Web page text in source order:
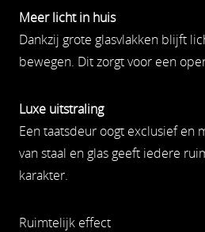
Meer licht in huis
Dankzij grote glasvlakken blijft
bewegen. Dit zorgt voor een
Luxe uitstraling
Een taatsdeur oogt exclusief en
van staal en glas geeft iedere
karakter.
Ruimtelijk effect